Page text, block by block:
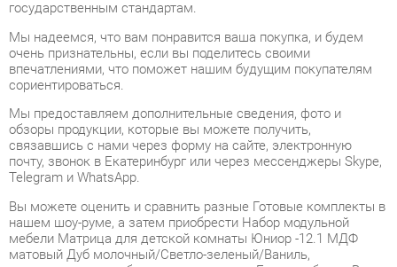
обзоры продукции, которые вы можете получить,
связавшись с нами через форму на сайте, электронную
почту, звонок в Екатеринбург или через мессенджеры Skype,
Telegram и WhatsApp.
Вы можете оценить и сравнить разные Готовые комплекты в
нашем шоу-руме, а затем приобрести Набор модульной
мебели Матрица для детской комнаты Юниор -12.1 МДФ
матовый Дуб молочный/Светло-зеленый/Ваниль,
самостоятельно забрав его со склада в Екатеринбурге. Вся
информация о наших адресах и магазинах доступна на
страницеконтактов
Материал
Мдф матовый